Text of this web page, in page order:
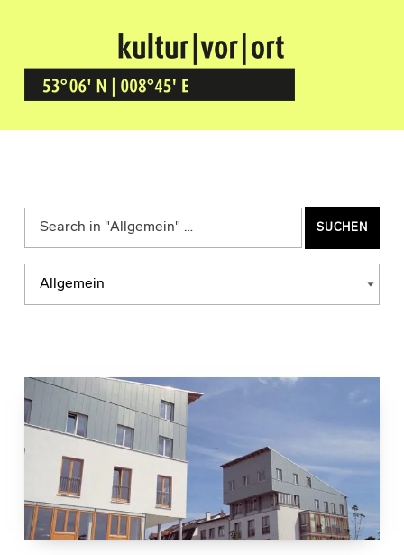
Kultur Vor Ort
BREMEN GRÖPELINGEN
Suchen nach:
KATEGORIEN
Kategorien